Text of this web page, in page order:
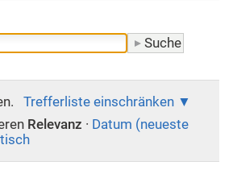
Trefferliste einschränken
Relevanz · Datum (neueste